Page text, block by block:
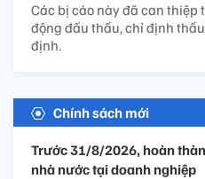
Các bị cáo này đã can
động đấu thầu, chỉ định
định.
Chính sách mới
Trước 31/8/2026, hoàn
nhà nước tại doanh nghiệp